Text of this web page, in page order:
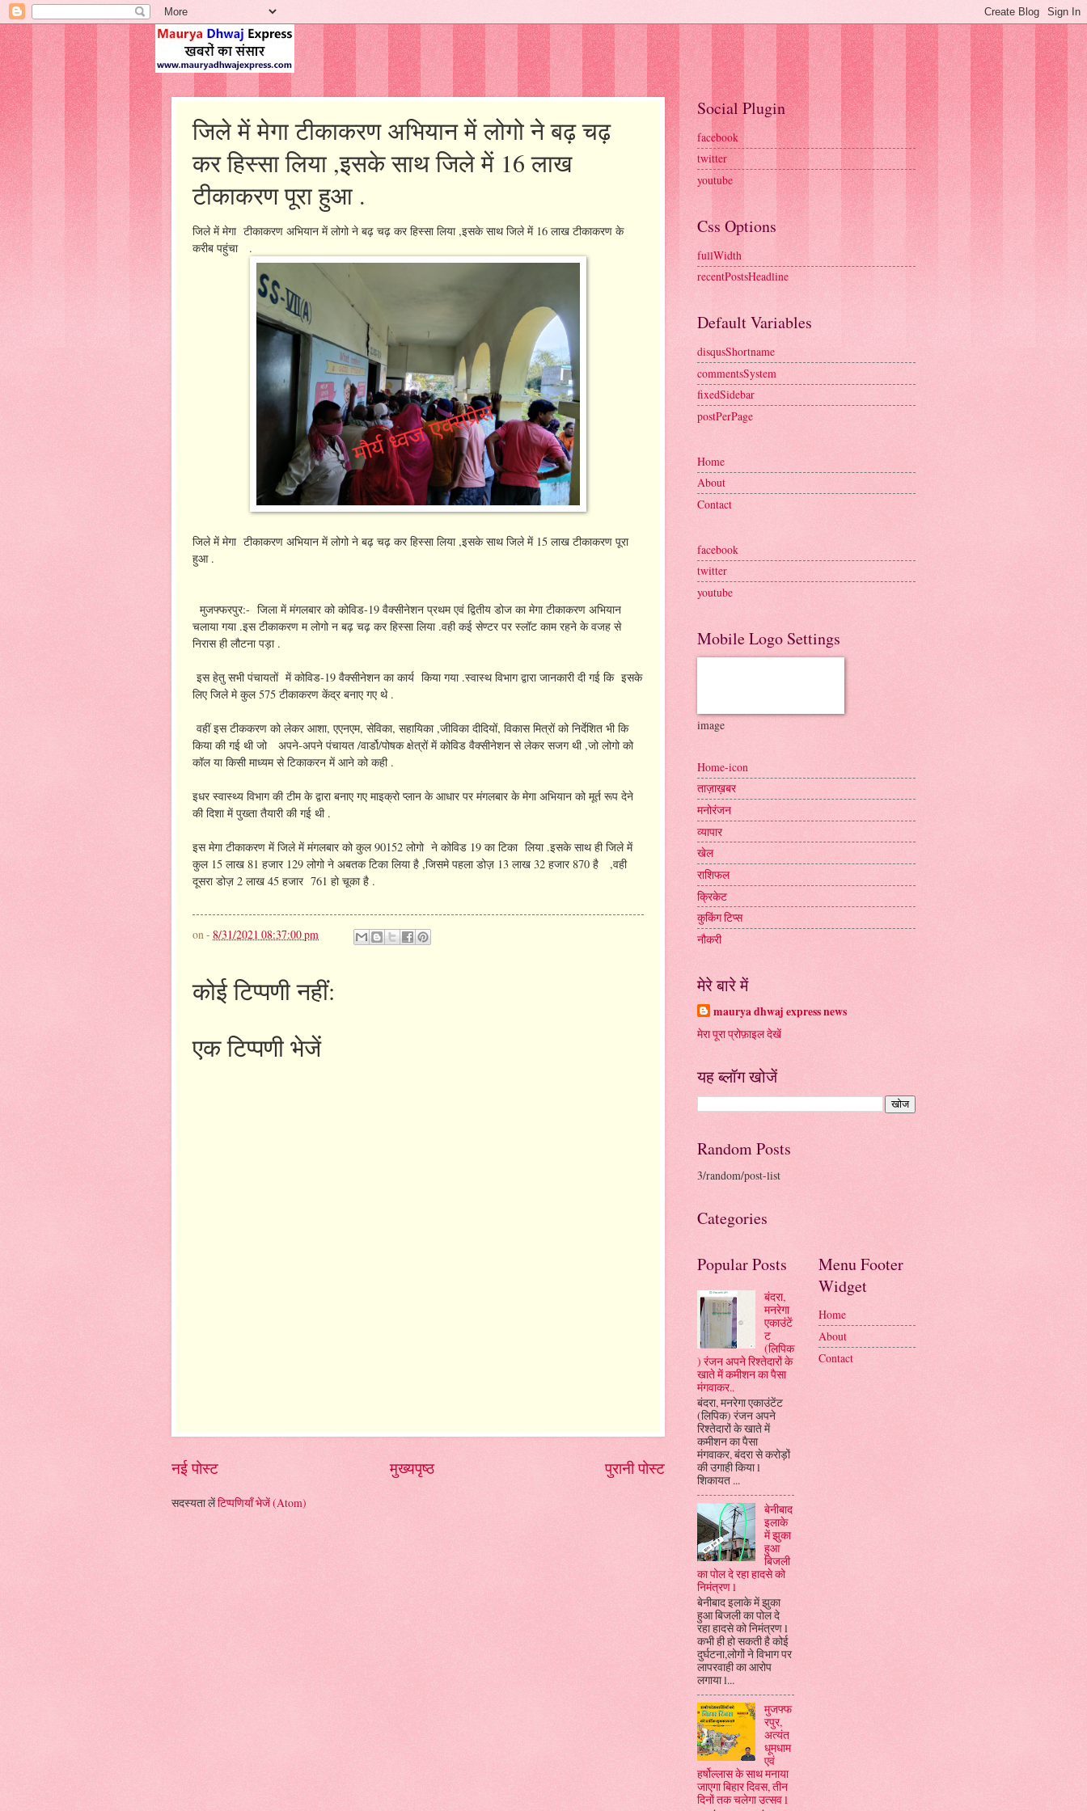
जिले में मेगा टीकाकरण अभियान में लोगो ने बढ़ चढ़
कर हिस्सा लिया ,इसके साथ जिले में 16 लाख
टीकाकरण पूरा हुआ .
जिले में मेगा टीकाकरण अभियान में लोगो ने बढ़ चढ़ कर हिस्सा लिया ,इसके साथ जिले में 16 लाख टीकाकरण के
करीब पहुंचा .
जिले में मेगा टीकाकरण अभियान में लोगो ने बढ़ चढ़ कर हिस्सा लिया ,इसके साथ जिले में 15 लाख टीकाकरण पूरा
हुआ .
मुजफ्फरपुर:- जिला में मंगलबार को कोविड-19 वैक्सीनेशन प्रथम एवं द्वितीय डोज का मेगा टीकाकरण अभियान
चलाया गया .इस टीकाकरण म लोगो न बढ़ चढ़ कर हिस्सा लिया .वही कई सेण्टर पर स्लॉट काम रहने के वजह से
निरास ही लौटना पड़ा .
इस हेतु सभी पंचायतों में कोविड-19 वैक्सीनेशन का कार्य किया गया .स्वास्थ विभाग द्वारा जानकारी दी गई कि इसके
लिए जिले मे कुल 575 टीकाकरण केंद्र बनाए गए थे .
वहीं इस टीककरण को लेकर आशा, एएनएम, सेविका, सहायिका ,जीविका दीदियों, विकास मित्रों को निर्देशित भी कि
किया की गई थी जो अपने-अपने पंचायत /वार्डो/पोषक क्षेत्रों में कोविड वैक्सीनेशन से लेकर सजग थी ,जो लोगो को
कॉल या किसी माध्यम से टिकाकरन में आने को कही .
इधर स्वास्थ्य विभाग की टीम के द्वारा बनाए गए माइक्रो प्लान के आधार पर मंगलबार के मेगा अभियान को मूर्त रूप देने
की दिशा में पुख्ता तैयारी की गई थी .
इस मेगा टीकाकरण में जिले में मंगलबार को कुल 90152 लोगो ने कोविड 19 का टिका लिया .इसके साथ ही जिले में
कुल 15 लाख 81 हजार 129 लोगो ने अबतक टिका लिया है ,जिसमे पहला डोज़ 13 लाख 32 हजार 870 है ,वही
दूसरा डोज़ 2 लाख 45 हजार 761 हो चूका है .
on - 8/31/2021 08:37:00 pm
कोई टिप्पणी नहीं:
एक टिप्पणी भेजें
नई पोस्ट पुरानी पोस्ट
मुख्यपृष्ठ
सदस्यता लेंटिप्पणियाँ भेजें (Atom)
Social Plugin
facebook
twitter
youtube
Css Options
fullWidth
recentPostsHeadline
Default Variables
disqusShortname
commentsSystem
fixedSidebar
postPerPage
Home
About
Contact
facebook
twitter
youtube
Mobile Logo Settings
image
Home-icon
ताज़ाख़बर
मनोरंजन
व्यापार
खेल
राशिफल
क्रिकेट
कुकिंग टिप्स
नौकरी
मेरे बारे में
maurya dhwaj express news
मेरा पूरा प्रोफ़ाइल देखें
यह ब्लॉग खोजें
Random Posts
3/random/post-list
Categories
Popular Posts
बंदरा,
मनरेगा
एकाउंटें
ट
(लिपिक
) रंजन अपने रिश्तेदारों के
खाते में कमीशन का पैसा
मंगवाकर..
बंदरा, मनरेगा एकाउंटेंट
(लिपिक) रंजन अपने
रिश्तेदारों के खाते में
कमीशन का पैसा
मंगवाकर, बंदरा से करोड़ों
की उगाही किया l
शिकायत ...
बेनीबाद
इलाके
में झुका
हुआ
बिजली
का पोल दे रहा हादसे को
निमंत्रण l
बेनीबाद इलाके में झुका
हुआ बिजली का पोल दे
रहा हादसे को निमंत्रण l
कभी ही हो सकती है कोई
दुर्घटना,लोगों ने विभाग पर
लापरवाही का आरोप
लगाया l...
मुजफ्फ
रपुर,
अत्यंत
धूमधाम
एवं
हर्षोल्लास के साथ मनाया
जाएगा बिहार दिवस, तीन
दिनों तक चलेगा उत्सव l
Menu Footer
Widget
Home
About
Contact